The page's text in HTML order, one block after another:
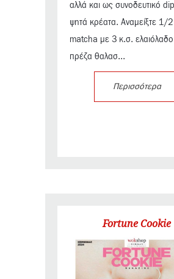
αλλά και ως συνοδευτικό dip
ψητά κρέατα. Αναμείξτε 1/2
matcha με 3 κ.σ. ελαιόλαδο
πρέζα θαλασ...
Περισσότερα
Fortune Cookie